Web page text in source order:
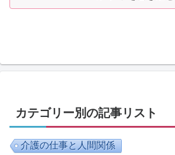
カテゴリー別の記事リスト
介護の仕事と人間関係